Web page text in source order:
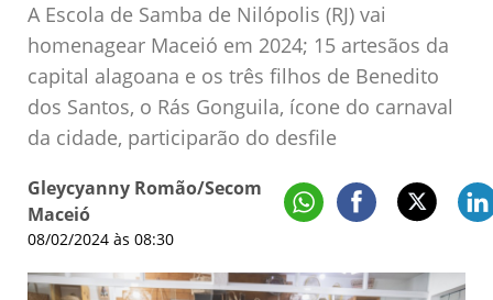
A Escola de Samba de Nilópolis (RJ) vai
homenagear Maceió em 2024; 15 artesãos da
capital alagoana e os três filhos de Benedito
dos Santos, o Rás Gonguila, ícone do carnaval
da cidade, participarão do desfile
Gleycyanny Romão/Secom
Maceió
08/02/2024 às 08:30